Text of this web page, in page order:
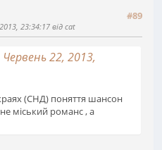
#89
23:34:17 від cat
22, 2013,
(СНД) поняття шансон
міський романс , а